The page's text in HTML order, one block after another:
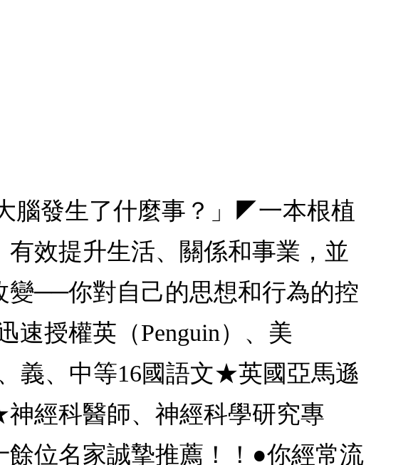
腦發生了什麼事？」◤一本根植
效提升生活、關係和事業，並
變──你對自己的思想和行為的控
速授權英（Penguin）、美
義、中等16國語文★英國亞馬遜
經科醫師、神經科學研究專
位名家誠摯推薦！！●你經常流